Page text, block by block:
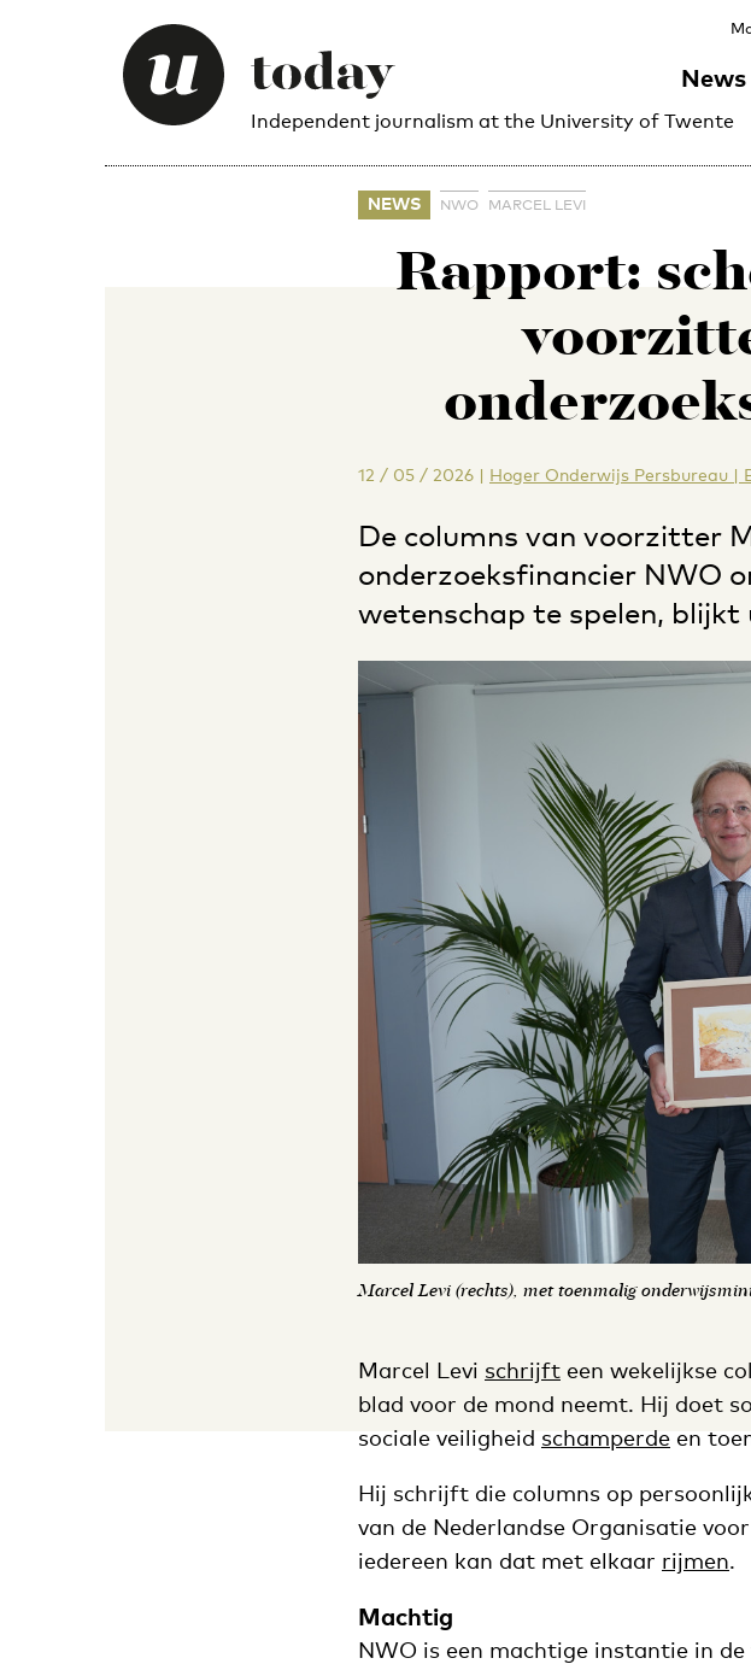
Independent journalism at the University of Twente
News
NEWS NWO MARCEL LEVI
Rapport:
12 / 05 / 2026 | Hoger Onderwijs Persbureau |
De columns van voorzitter
onderzoeksfinancier NWO
wetenschap te spelen,
Marcel Levi (rechts), met toenmalig
Marcel Levi schrijft een wekelijkse
blad voor de mond neemt. Hij doet
sociale veiligheid schamperde en
Hij schrijft die columns op
van de Nederlandse Organisatie
iedereen kan dat met elkaar rijmen.
Machtig
NWO is een machtige instantie in